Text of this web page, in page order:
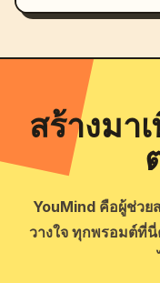
สร้างมา
YouMind คือผู้ช่วย
วางใจ ทุกพรอมต์ที่